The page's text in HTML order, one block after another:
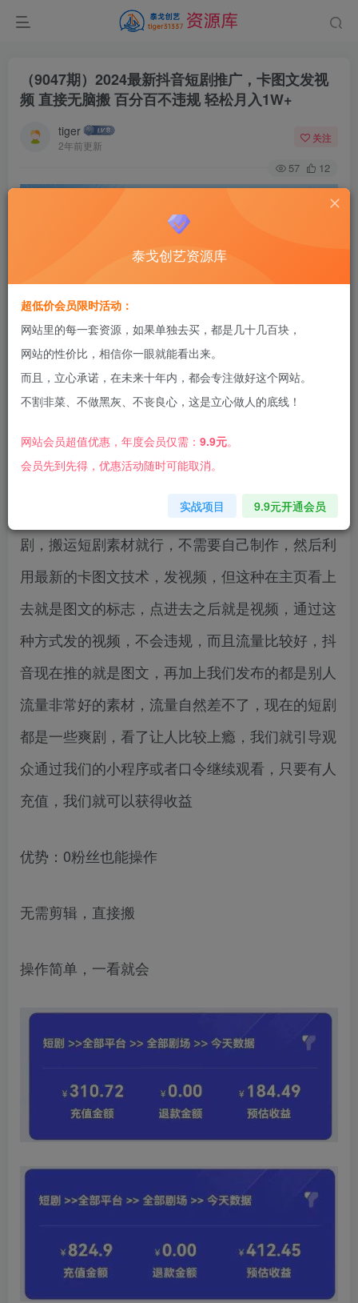
（9047期）2024最新抖音短剧推广，卡图文发视
频 直接无脑搬 百分百不违规 轻松月入1W+
tiger
2年前更新
关注
57 12
脑搬，百分百不违规，轻松月入1W+
今天给大家带来的这个项目是抖音的卡图文推广短
剧，搬运短剧素材就行，不需要自己制作，然后利
用最新的卡图文技术，发视频，但这种在主页看上
去就是图文的标志，点进去之后就是视频，通过这
种方式发的视频，不会违规，而且流量比较好，抖
音现在推的就是图文，再加上我们发布的都是别人
流量非常好的素材，流量自然差不了，现在的短剧
都是一些爽剧，看了让人比较上瘾，我们就引导观
众通过我们的小程序或者口令继续观看，只要有人
充值，我们就可以获得收益
优势：0粉丝也能操作
无需剪辑，直接搬
操作简单，一看就会
泰戈创艺资源库
超低价会员限时活动：
网站里的每一套资源，如果单独去买，都是几十几百块，
网站的性价比，相信你一眼就能看出来。
而且，立心承诺，在未来十年内，都会专注做好这个网站。
不割非菜、不做黑灰、不丧良心，这是立心做人的底线！
网站会员超值优惠，年度会员仅需： 9.9元。
会员先到先得，优惠活动随时可能取消。
实战项目 9.9元开通会员